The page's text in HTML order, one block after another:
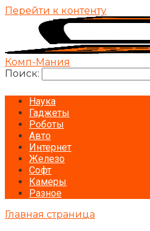
Перейти к контенту
Комп-Мания
Поиск:
Наука
Гаджеты
Роботы
Авто
Интернет
Железо
Софт
Камеры
Разное
Главная страница